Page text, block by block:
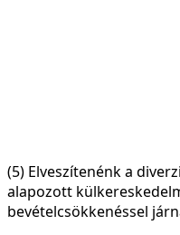
(5) Elveszítenénk a
alapozott
bevételcsökkenéssel